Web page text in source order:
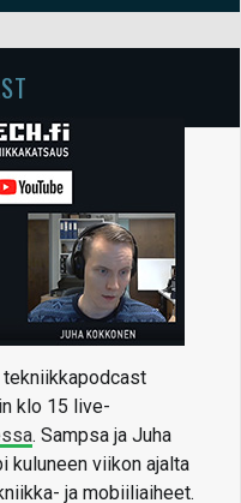
klo 15 live-
. Sampsa ja Juha
kuluneen viikon ajalta
ja mobiiliaiheet.